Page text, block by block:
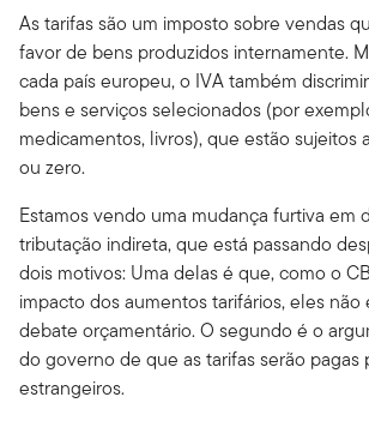
As tarifas são um imposto sobre vendas
favor de bens produzidos internamente.
cada país europeu, o IVA também
bens e serviços selecionados (por
medicamentos, livros), que estão sujeitos
ou zero.
Estamos vendo uma mudança furtiva em
tributação indireta, que está passando
dois motivos: Uma delas é que, como o
impacto dos aumentos tarifários, eles não
debate orçamentário. O segundo é o
do governo de que as tarifas serão
estrangeiros.